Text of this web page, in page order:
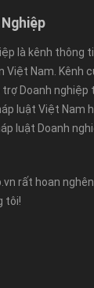
là kênh thông
Việt Nam. Kênh
Doanh nghiệp
luật Việt Nam
luật Doanh
rất hoan
tôi!